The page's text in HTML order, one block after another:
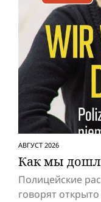
АВГУСТ 2026
Как мы
Полицейские
говорят открыто